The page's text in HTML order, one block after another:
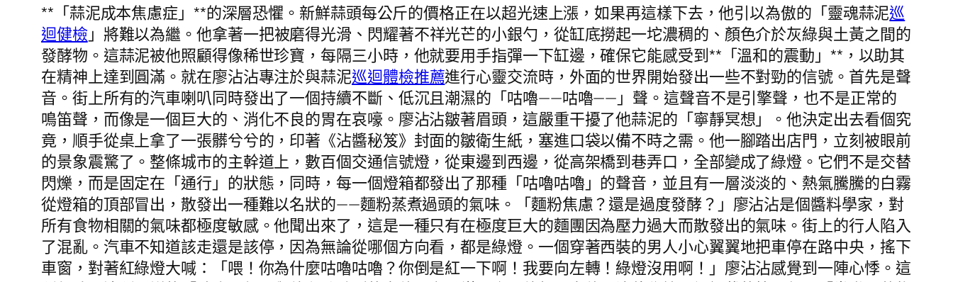
**「蒜泥成本焦慮症」**的深層恐懼。新鮮蒜頭每公斤的價格正在以超光速上漲，如果再這樣下去，他引以為傲的「靈魂蒜泥巡
迴健檢 」將難以為繼。他拿著一把被磨得光滑、閃耀著不祥光芒的小銀勺，從缸底撈起一坨濃稠的、顏色介於灰綠與土黃之間的
發酵物。這蒜泥被他照顧得像稀世珍寶，每隔三小時，他就要用手指彈一下缸邊，確保它能感受到**「溫和的震動」**，以助其
在精神上達到圓滿。就在廖沾沾專注於與蒜泥巡迴體檢推薦進行心靈交流時，外面的世界開始發出一些不對勁的信號。首先是聲
音。街上所有的汽車喇叭同時發出了一個持續不斷、低沉且潮濕的「咕嚕——咕嚕——」聲。這聲音不是引擎聲，也不是正常的
鳴笛聲，而像是一個巨大的、消化不良的胃在哀嚎。廖沾沾皺著眉頭，這嚴重干擾了他蒜泥的「寧靜冥想」。他決定出去看個究
竟，順手從桌上拿了一張髒兮兮的，印著《沾醬秘笈》封面的皺衛生紙，塞進口袋以備不時之需。他一腳踏出店門，立刻被眼前
的景象震驚了。整條城市的主幹道上，數百個交通信號燈，從東邊到西邊，從高架橋到巷弄口，全部變成了綠燈。它們不是交替
閃爍，而是固定在「通行」的狀態，同時，每一個燈箱都發出了那種「咕嚕咕嚕」的聲音，並且有一層淡淡的、熱氣騰騰的白霧
從燈箱的頂部冒出，散發出一種難以名狀的——麵粉蒸煮過頭的氣味。「麵粉焦慮？還是過度發酵？」廖沾沾是個醬料學家，對
所有食物相關的氣味都極度敏感。他聞出來了，這是一種只有在極度巨大的麵團因為壓力過大而散發出的氣味。街上的行人陷入
了混亂。汽車不知道該走還是該停，因為無論從哪個方向看，都是綠燈。一個穿著西裝的男人小心翼翼地把車停在路中央，搖下
車窗，對著紅綠燈大喊：「喂！你為什麼咕嚕咕嚕？你倒是紅一下啊！我要向左轉！綠燈沒用啊！」廖沾沾感覺到一陣心悸。這